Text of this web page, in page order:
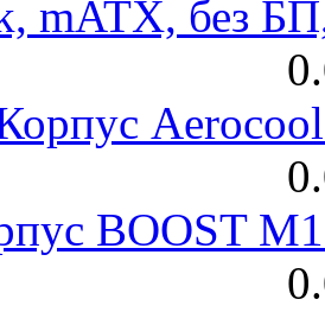
mATX, без
BOOST